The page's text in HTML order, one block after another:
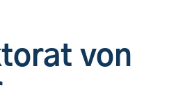
von